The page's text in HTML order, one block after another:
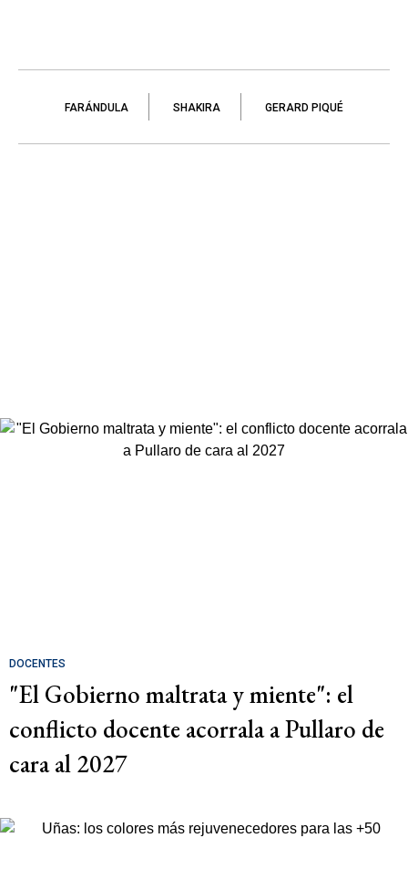
FARÁNDULA SHAKIRA GERARD PIQUÉ
DOCENTES
"El Gobierno maltrata y miente": el
conflicto docente acorrala a Pullaro de
cara al 2027